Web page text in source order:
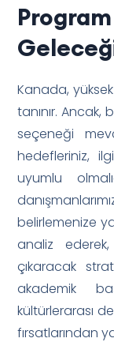
Kanada,
tanınır. Ancak,
seçeneği
hedefleriniz,
uyumlu
belirlemenize
analiz
çıkaracak
akademik
kültürlerarası
fırsatlarından